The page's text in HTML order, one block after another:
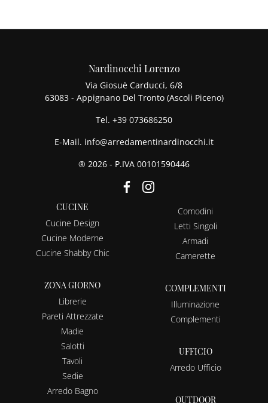
Nardinocchi Lorenzo
Via Giosuè Carducci, 6/8
63083 - Appignano Del Tronto (Ascoli Piceno)
Tel. +39 073686250
E-Mail. info@arredamentinardinocchi.it
® 2026 - P.IVA 00101590446
CUCINE
Cucine Design
Cucine Moderne
Cucine Shabby Chic
ZONA GIORNO
Librerie
Pareti Attrezzate
Madie
Salotti
Tavoli
Sedie
Arredo Bagno
Comodini
Letti Singoli
Armadi
Camerette
COMPLEMENTI
Illuminazione
Complementi
UFFICIO
Arredo Ufficio
OUTDOOR